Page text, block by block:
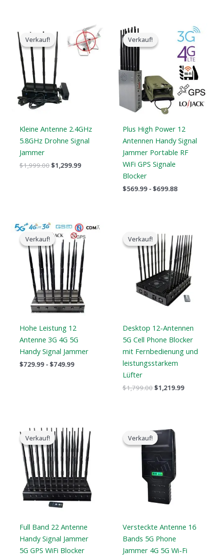
Verkauf!
Verkauf!
Kleine Antenne 2.4GHz
5.8GHz Drohne Signal
Jammer
$1,999.00
ursprüngliche
Preis
war:
$1,999.00.
$1,299.99
Der
aktuelle
Preis
ist:
Verkauf!
Verkauf!
Plus High Power 12
Antennen Handy Signal
Jammer Portable RF
WiFi GPS Signale
Blocker
$569.99 -$699.88
Preisspanne:
$569.99
bis
$699.88
Verkauf!
Verkauf!
Hohe Leistung 12
Antenne 3G 4G 5G
Handy Signal Jammer
$729.99 -$749.99
Preisspanne:
$729.99
bis
$749.99
Verkauf!
Verkauf!
Desktop 12-Antennen
5G Cell Phone Blocker
mit Fernbedienung und
leistungsstarkem
Lüfter
$1,799.00
ursprüngliche
Preis
war:
$1,799.00.
$1,219.99
aktuelle
Preis
ist:
$1,219.99.
Verkauf!
Verkauf!
Full Band 22 Antenne
Handy Signal Jammer
5G GPS WiFi Blocker
ursprüngliche
Preis
war:
$1,519.00.
aktuelle
Preis
ist:
$789.88.
Verkauf!
Verkauf!
Versteckte Antenne 16
Bands 5G Phone
Jammer 4G 5G Wi-Fi